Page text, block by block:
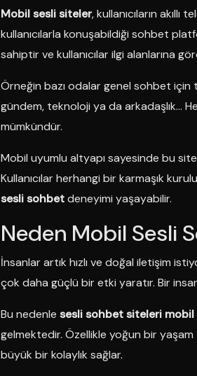
Mobil sesli siteler, kullanıcıların
kullanıcılarla konuşabildiği sohbet
sahiptir ve kullanıcılar ilgi alanlarına
Örneğin bazı odalar genel sohbet için
gündem, teknoloji ya da arkadaşlık…
mümkündür.
Mobil uyumlu altyapı sayesinde bu
Kullanıcılar herhangi bir karmaşık
sesli sohbetdeneyimi yaşayabilir.
Neden Mobil Sesli
İnsanlar artık hızlı ve doğal iletişim
çok daha güçlü bir etki yaratır. Bir
Bu nedenle sesli sohbet siteleri mobil
gelmektedir. Özellikle yoğun bir
büyük bir kolaylık sağlar.